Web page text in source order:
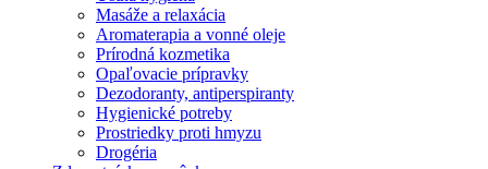
Masáže a relaxácia
Aromaterapia a vonné oleje
Prírodná kozmetika
Opaľovacie prípravky
Dezodoranty, antiperspiranty
Hygienické potreby
Prostriedky proti hmyzu
Drogéria